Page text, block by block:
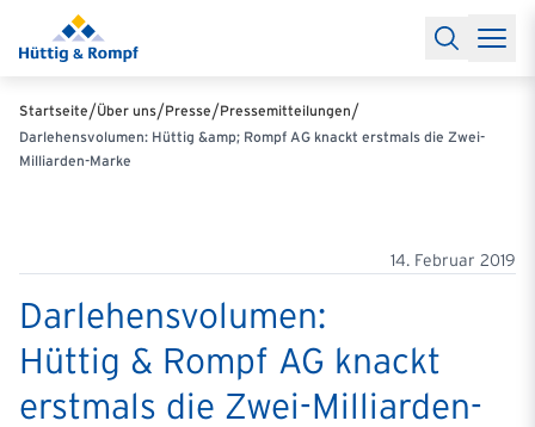
Baufinanzierung
RechnerBaufinanzierungsrechner
Anschlussfinanzierung
Partnerschaft
Partner werden
Erfolgreiche Partnerschaften
Reports
Käuferprofile 2026 10 Jahre Städtevergleich
Charts & Rechner
Startseite/Über uns/Presse/Pressemitteilungen/
Darlehensvolumen: Hüttig &amp; Rompf AG knackt erstmals die Zwei-
Milliarden-Marke
14. Februar 2019
Darlehensvolumen:
Hüttig & Rompf AG knackt
erstmals die Zwei-Milliarden-